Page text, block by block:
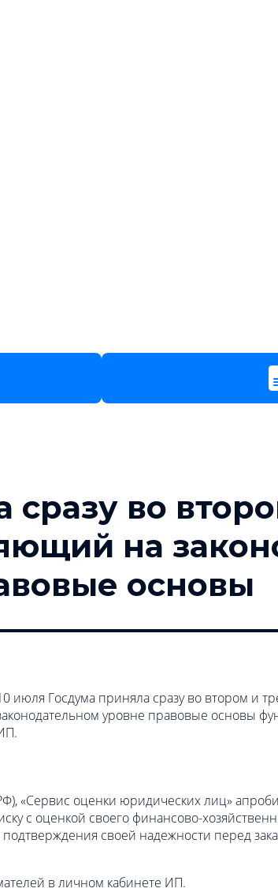
во
на
основы
июля Госдума приняла сразу во втором и
уровне правовые основы
«Сервис оценки юридических лиц»
с оценкой своего финансово-
своей надежности перед
в личном кабинете ИП.